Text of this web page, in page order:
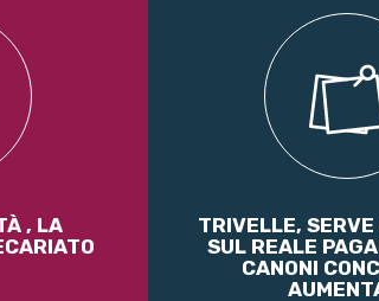
, LA
DL Dignità,
il quale il
iniziato a
distrutto il
4 della
TRIVELLE,
SUL REALE
CANONI
Nessun favore ai
Leggi di